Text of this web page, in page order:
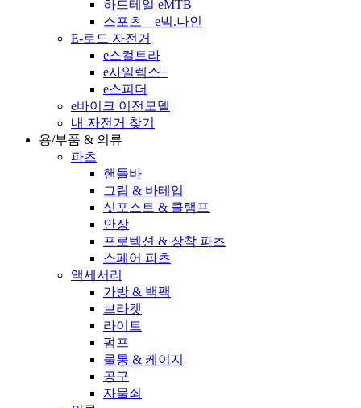
하드테일 eMTB
스포츠 – e빅.나인
E-로드 자전거
e스컬트라
e사일렉스+
e스피더
e바이크 이전모델
내 자전거 찾기
용/부품 & 의류
파츠
핸들바
그립 & 바테입
싯포스트 & 클램프
안장
프로텍션 & 장착 파츠
스페어 파츠
액세서리
가방 & 백팩
브라켓
라이트
펌프
물통 & 케이지
공구
자물쇠